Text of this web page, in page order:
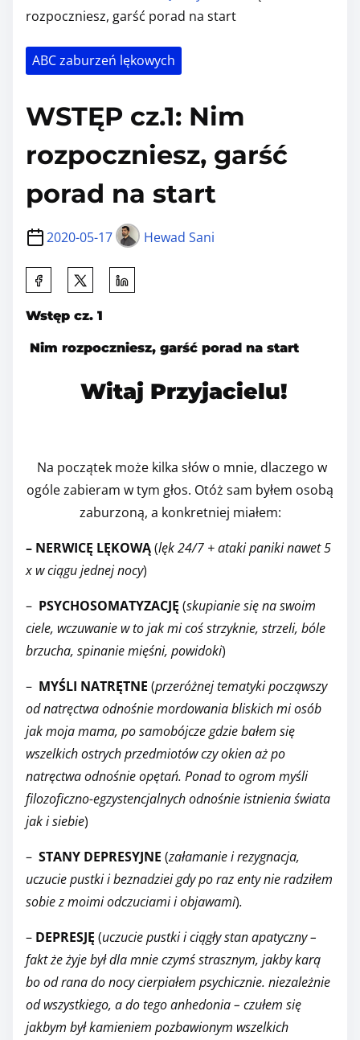
rozpoczniesz, garść porad na start
ABC zaburzeń lękowych
WSTĘP cz.1: Nim
rozpoczniesz, garść
porad na start
2020-05-17 Hewad Sani
a
t
o
Wstęp cz. 1
Nim rozpoczniesz, garść porad na start
Witaj Przyjacielu!
Na początek może kilka słów o mnie, dlaczego w
ogóle zabieram w tym głos. Otóż sam byłem osobą
zaburzoną, a konkretniej miałem:
– NERWICĘ LĘKOWĄ(lęk 24/7 + ataki paniki nawet 5
x w ciągu jednej nocy)
– PSYCHOSOMATYZACJĘ (skupianie się na swoim
ciele, wczuwanie w to jak mi coś strzyknie, strzeli, bóle
brzucha, spinanie mięśni, powidoki)
– MYŚLI NATRĘTNE (przeróżnej tematyki począwszy
od natręctwa odnośnie mordowaniabliskich mi osób
jak moja mama, po samobójcze gdzie bałem się
wszelkich ostrych przedmiotów czy okien aż po
natręctwa odnośnie opętań. Ponad to ogrom myśli
filozoficzno-egzystencjalnych odnośnie istnienia świata
jak i siebie)
– STANY DEPRESYJNE (załamanie i rezygnacja,
uczucie pustki i beznadziei gdy po raz enty nie radziłem
sobie z moimi odczuciami i objawami).
– DEPRESJĘ (uczucie pustki i ciągły stan apatyczny –
fakt że żyje był dla mnie czymś strasznym, jakby karą
bo od rana do nocy cierpiałem psychicznie. niezależnie
od wszystkiego, a do tego anhedonia – czułem się
jakbym był kamieniem pozbawionym wszelkich